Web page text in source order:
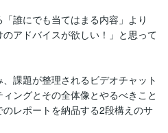
誰にでも当てはまる内容」より
のアドバイスが欲しい！」と思って
課題が整理されるビデオチャット
ングとその全体像とやるべきこと
レポートを納品する2段構えのサ